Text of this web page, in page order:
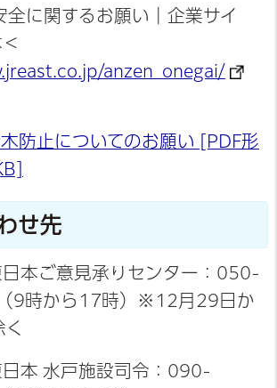
全に関するお願い｜企業サイ
anzen_onegai/
防止についてのお願い [PDF形
せ先
日本ご意見承りセンター：050-
9時から17時）※12月29日か
日本 水戸施設司令：090-